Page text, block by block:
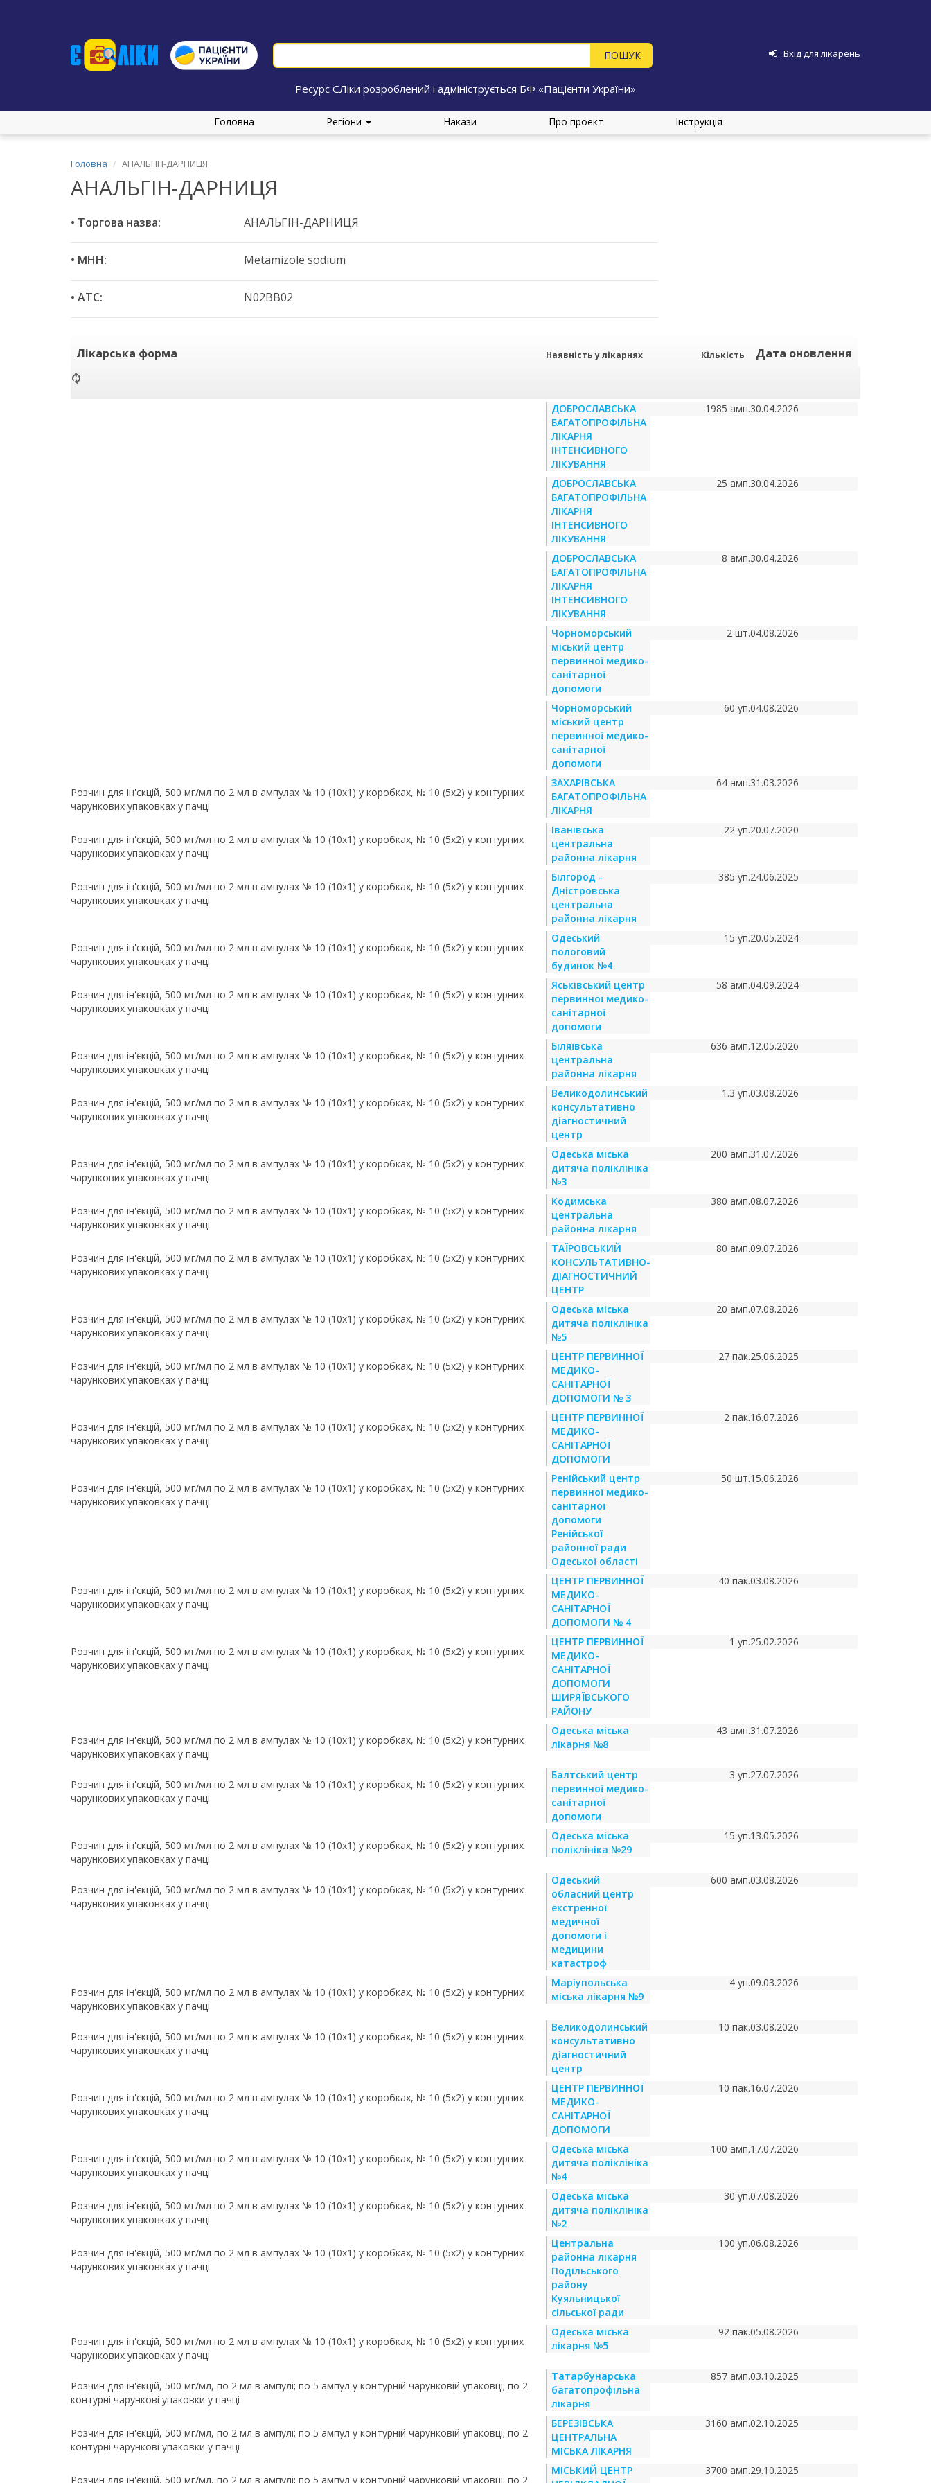
Вхід для лікарень
Ресурс ЄЛіки розроблений і адмініструється БФ «Пацієнти України»
Головна Регіони Накази Про проект Інструкція
Головна АНАЛЬГІН-ДАРНИЦЯ
АНАЛЬГІН-ДАРНИЦЯ
• Торгова назва: АНАЛЬГІН-ДАРНИЦЯ
• МНН: Metamizole sodium
• ATC: N02BB02
Лікарська форма Наявність у лікарнях Кількість Дата оновлення
ДОБРОСЛАВСЬКА
БАГАТОПРОФІЛЬНА
ЛІКАРНЯ
ІНТЕНСИВНОГО
ЛІКУВАННЯ
1985 амп.30.04.2026
ДОБРОСЛАВСЬКА
БАГАТОПРОФІЛЬНА
ЛІКАРНЯ
ІНТЕНСИВНОГО
ЛІКУВАННЯ
25 амп.30.04.2026
ДОБРОСЛАВСЬКА
БАГАТОПРОФІЛЬНА
ЛІКАРНЯ
ІНТЕНСИВНОГО
ЛІКУВАННЯ
8 амп.30.04.2026
Чорноморський
міський центр
первинної медико-
санітарної
допомоги
2 шт.04.08.2026
Чорноморський
міський центр
первинної медико-
санітарної
допомоги
60 уп.04.08.2026
Розчин для ін'єкцій, 500 мг/мл по 2 мл в ампулах № 10 (10х1) у коробках, № 10 (5х2) у контурних
чарункових упаковках у пачці
ЗАХАРІВСЬКА
БАГАТОПРОФІЛЬНА
ЛІКАРНЯ
64 амп.31.03.2026
Розчин для ін'єкцій, 500 мг/мл по 2 мл в ампулах № 10 (10х1) у коробках, № 10 (5х2) у контурних
чарункових упаковках у пачці
Іванівська
центральна
районна лікарня
22 уп.20.07.2020
Розчин для ін'єкцій, 500 мг/мл по 2 мл в ампулах № 10 (10х1) у коробках, № 10 (5х2) у контурних
чарункових упаковках у пачці
Білгород -
Дністровська
центральна
районна лікарня
385 уп.24.06.2025
Розчин для ін'єкцій, 500 мг/мл по 2 мл в ампулах № 10 (10х1) у коробках, № 10 (5х2) у контурних
чарункових упаковках у пачці
Одеський
пологовий
будинок №4
15 уп.20.05.2024
Розчин для ін'єкцій, 500 мг/мл по 2 мл в ампулах № 10 (10х1) у коробках, № 10 (5х2) у контурних
чарункових упаковках у пачці
Яськівський центр
первинної медико-
санітарної
допомоги
58 амп.04.09.2024
Розчин для ін'єкцій, 500 мг/мл по 2 мл в ампулах № 10 (10х1) у коробках, № 10 (5х2) у контурних
чарункових упаковках у пачці
Біляївська
центральна
районна лікарня
636 амп.12.05.2026
Розчин для ін'єкцій, 500 мг/мл по 2 мл в ампулах № 10 (10х1) у коробках, № 10 (5х2) у контурних
чарункових упаковках у пачці
Великодолинський
консультативно
діагностичний
центр
1.3 уп.03.08.2026
Розчин для ін'єкцій, 500 мг/мл по 2 мл в ампулах № 10 (10х1) у коробках, № 10 (5х2) у контурних
чарункових упаковках у пачці
Одеська міська
дитяча поліклініка
№3
200 амп.31.07.2026
Розчин для ін'єкцій, 500 мг/мл по 2 мл в ампулах № 10 (10х1) у коробках, № 10 (5х2) у контурних
чарункових упаковках у пачці
Кодимська
центральна
районна лікарня
380 амп.08.07.2026
Розчин для ін'єкцій, 500 мг/мл по 2 мл в ампулах № 10 (10х1) у коробках, № 10 (5х2) у контурних
чарункових упаковках у пачці
ТАЇРОВСЬКИЙ
КОНСУЛЬТАТИВНО-
ДІАГНОСТИЧНИЙ
ЦЕНТР
80 амп.09.07.2026
Розчин для ін'єкцій, 500 мг/мл по 2 мл в ампулах № 10 (10х1) у коробках, № 10 (5х2) у контурних
чарункових упаковках у пачці
Одеська міська
дитяча поліклініка
№5
20 амп.07.08.2026
Розчин для ін'єкцій, 500 мг/мл по 2 мл в ампулах № 10 (10х1) у коробках, № 10 (5х2) у контурних
чарункових упаковках у пачці
ЦЕНТР ПЕРВИННОЇ
МЕДИКО-
САНІТАРНОЇ
ДОПОМОГИ № 3
27 пак.25.06.2025
Розчин для ін'єкцій, 500 мг/мл по 2 мл в ампулах № 10 (10х1) у коробках, № 10 (5х2) у контурних
чарункових упаковках у пачці
ЦЕНТР ПЕРВИННОЇ
МЕДИКО-
САНІТАРНОЇ
ДОПОМОГИ
2 пак.16.07.2026
Розчин для ін'єкцій, 500 мг/мл по 2 мл в ампулах № 10 (10х1) у коробках, № 10 (5х2) у контурних
чарункових упаковках у пачці
Ренійський центр
первинної медико-
санітарної
допомоги
Ренійської
районної ради
Одеської області
50 шт.15.06.2026
Розчин для ін'єкцій, 500 мг/мл по 2 мл в ампулах № 10 (10х1) у коробках, № 10 (5х2) у контурних
чарункових упаковках у пачці
ЦЕНТР ПЕРВИННОЇ
МЕДИКО-
САНІТАРНОЇ
ДОПОМОГИ № 4
40 пак.03.08.2026
Розчин для ін'єкцій, 500 мг/мл по 2 мл в ампулах № 10 (10х1) у коробках, № 10 (5х2) у контурних
чарункових упаковках у пачці
ЦЕНТР ПЕРВИННОЇ
МЕДИКО-
САНІТАРНОЇ
ДОПОМОГИ
ШИРЯЇВСЬКОГО
РАЙОНУ
1 уп.25.02.2026
Розчин для ін'єкцій, 500 мг/мл по 2 мл в ампулах № 10 (10х1) у коробках, № 10 (5х2) у контурних
чарункових упаковках у пачці
Одеська міська
лікарня №8
43 амп.31.07.2026
Розчин для ін'єкцій, 500 мг/мл по 2 мл в ампулах № 10 (10х1) у коробках, № 10 (5х2) у контурних
чарункових упаковках у пачці
Балтський центр
первинної медико-
санітарної
допомоги
3 уп.27.07.2026
Розчин для ін'єкцій, 500 мг/мл по 2 мл в ампулах № 10 (10х1) у коробках, № 10 (5х2) у контурних
чарункових упаковках у пачці
Одеська міська
поліклініка №29
15 уп.13.05.2026
Розчин для ін'єкцій, 500 мг/мл по 2 мл в ампулах № 10 (10х1) у коробках, № 10 (5х2) у контурних
чарункових упаковках у пачці
Одеський
обласний центр
екстренної
медичної
допомоги і
медицини
катастроф
600 амп.03.08.2026
Розчин для ін'єкцій, 500 мг/мл по 2 мл в ампулах № 10 (10х1) у коробках, № 10 (5х2) у контурних
чарункових упаковках у пачці
Маріупольська
міська лікарня №9
4 уп.09.03.2026
Розчин для ін'єкцій, 500 мг/мл по 2 мл в ампулах № 10 (10х1) у коробках, № 10 (5х2) у контурних
чарункових упаковках у пачці
Великодолинський
консультативно
діагностичний
центр
10 пак.03.08.2026
Розчин для ін'єкцій, 500 мг/мл по 2 мл в ампулах № 10 (10х1) у коробках, № 10 (5х2) у контурних
чарункових упаковках у пачці
ЦЕНТР ПЕРВИННОЇ
МЕДИКО-
САНІТАРНОЇ
ДОПОМОГИ
10 пак.16.07.2026
Розчин для ін'єкцій, 500 мг/мл по 2 мл в ампулах № 10 (10х1) у коробках, № 10 (5х2) у контурних
чарункових упаковках у пачці
Одеська міська
дитяча поліклініка
№4
100 амп.17.07.2026
Розчин для ін'єкцій, 500 мг/мл по 2 мл в ампулах № 10 (10х1) у коробках, № 10 (5х2) у контурних
чарункових упаковках у пачці
Одеська міська
дитяча поліклініка
№2
30 уп.07.08.2026
Розчин для ін'єкцій, 500 мг/мл по 2 мл в ампулах № 10 (10х1) у коробках, № 10 (5х2) у контурних
чарункових упаковках у пачці
Центральна
районна лікарня
Подільського
району
Куяльницької
сільської ради
100 уп.06.08.2026
Розчин для ін'єкцій, 500 мг/мл по 2 мл в ампулах № 10 (10х1) у коробках, № 10 (5х2) у контурних
чарункових упаковках у пачці
Одеська міська
лікарня №5
92 пак.05.08.2026
Розчин для ін'єкцій, 500 мг/мл, по 2 мл в ампулі; по 5 ампул у контурній чарунковій упаковці; по 2
контурні чарункові упаковки у пачці
Татарбунарська
багатопрофільна
лікарня
857 амп.03.10.2025
Розчин для ін'єкцій, 500 мг/мл, по 2 мл в ампулі; по 5 ампул у контурній чарунковій упаковці; по 2
контурні чарункові упаковки у пачці
БЕРЕЗІВСЬКА
ЦЕНТРАЛЬНА
МІСЬКА ЛІКАРНЯ
3160 амп.02.10.2025
Розчин для ін'єкцій, 500 мг/мл, по 2 мл в ампулі; по 5 ампул у контурній чарунковій упаковці; по 2
МІСЬКИЙ ЦЕНТР
3700 амп.29.10.2025